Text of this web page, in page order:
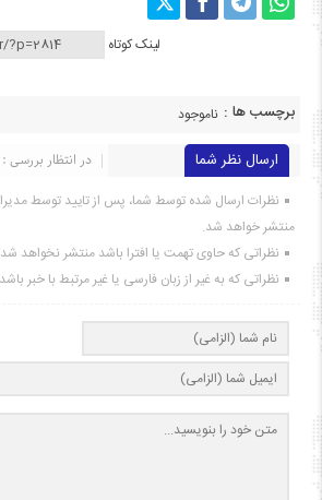
لینک کوتاه
برچسب ها : ناموجود
ارسال نظر شما
در انتظار بررسی : 0
نظرات ارسال شده توسط شما، پس از تایید توسط
منتشر خواهد شد.
نظراتی که حاوی تهمت یا افترا باشد منتشر نخواهد
نظراتی که به غیر از زبان فارسی یا غیر مرتبط با خبر